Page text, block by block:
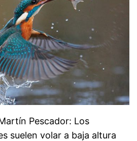
Pescador: Los
suelen volar a baja altura